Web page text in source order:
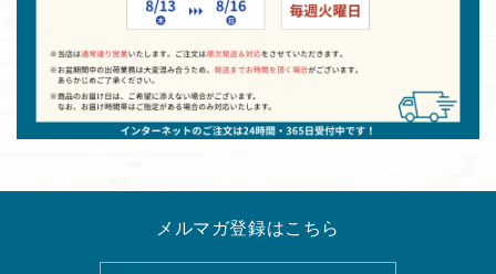
メルマガ登録はこちら